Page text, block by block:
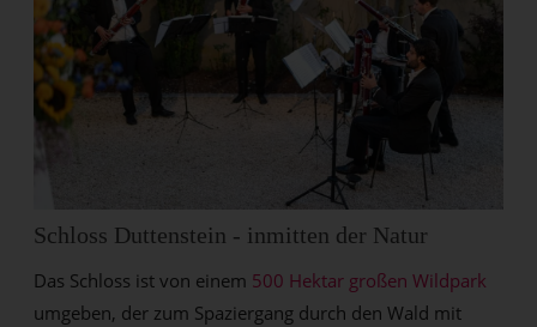
Schloss Duttenstein - inmitten der Natur
Das Schloss ist von einem 500 Hektar großen Wildpark
umgeben, der zum Spaziergang durch den Wald mit